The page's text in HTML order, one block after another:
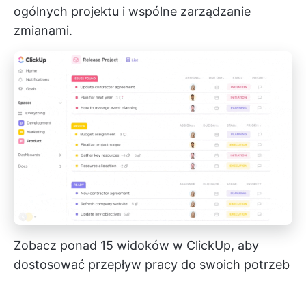
ogólnych projektu i wspólne zarządzanie
zmianami.
Zobacz ponad 15 widoków w ClickUp, aby
dostosować przepływ pracy do swoich potrzeb